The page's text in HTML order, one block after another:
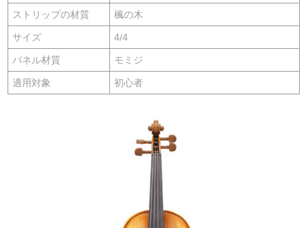
ストリップの材質 楓の木
サイズ 4/4
パネル材質 モミジ
適用対象 初心者